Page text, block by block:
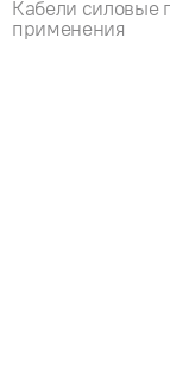
Кабели силовые
применения